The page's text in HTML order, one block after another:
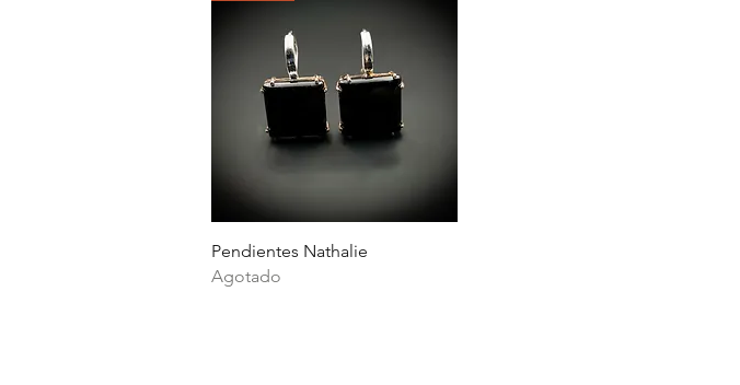
Vista rápida
Pendientes Nathalie
Agotado